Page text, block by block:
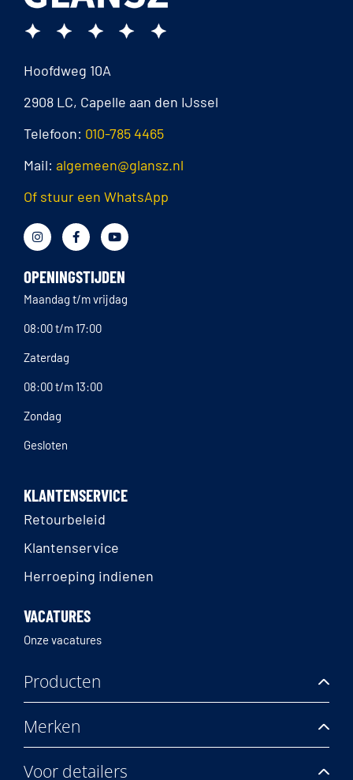
Hoofdweg 10A
2908 LC, Capelle aan den IJssel
Telefoon: 010-785 4465
Mail: algemeen@glansz.nl
Of stuur een WhatsApp
OPENINGSTIJDEN
Maandag t/m vrijdag
08:00 t/m 17:00
Zaterdag
08:00 t/m 13:00
Zondag
Gesloten
KLANTENSERVICE
Retourbeleid
Klantenservice
Herroeping indienen
VACATURES
Onze vacatures
Producten
Merken
Voor detailers